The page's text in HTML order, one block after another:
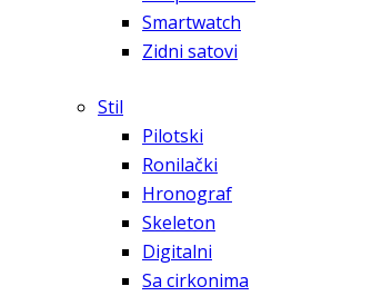
Smartwatch
Zidni satovi
Stil
Pilotski
Ronilački
Hronograf
Skeleton
Digitalni
Sa cirkonima